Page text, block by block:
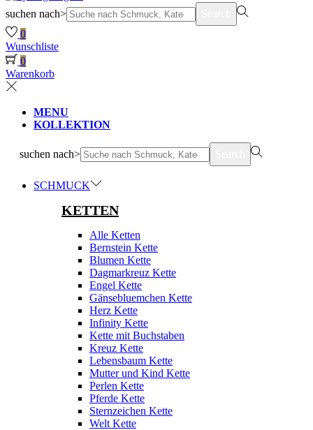
suchen nach>
0
Wunschliste
0
Warenkorb
MENU
KOLLEKTION
suchen nach>
SCHMUCK
KETTEN
Alle Ketten
Bernstein Kette
Blumen Kette
Dagmarkreuz Kette
Engel Kette
Gänsebluemchen Kette
Herz Kette
Infinity Kette
Kette mit Buchstaben
Kreuz Kette
Lebensbaum Kette
Mutter und Kind Kette
Perlen Kette
Pferde Kette
Sternzeichen Kette
Welt Kette